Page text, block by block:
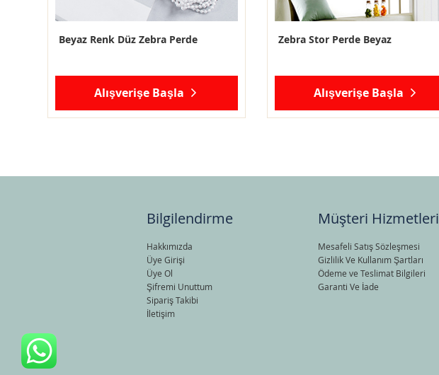
Beyaz Renk Düz Zebra Perde
Alışverişe Başla
Zebra Stor Perde Beyaz
Alışverişe Başla
Bilgilendirme
Hakkımızda
Üye Girişi
Üye Ol
Şifremi Unuttum
Sipariş Takibi
İletişim
Müşteri Hizmetleri
Mesafeli Satış Sözleşmesi
Gizlilik Ve Kullanım Şartları
Ödeme ve Teslimat Bilgileri
Garanti Ve İade